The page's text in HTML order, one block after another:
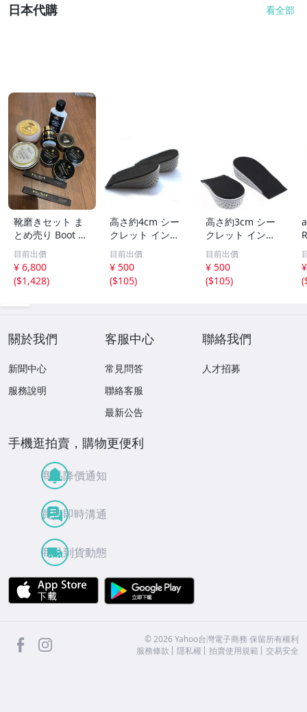
日本代購 看全部
靴磨きセット ま
とめ売り Boot Bl
ack・Brift H・M.
MOWBRAY 靴磨
きセット ブリフ
トアッシュクリー
目前出價
¥ 6,800
($1,428)
高さ約4cm シー
クレット インソ
ール ブーツや長
靴でかかとを上げ
てスタイルアップ
低反発素材EVA使
目前出價
¥ 500
($105)
高さ約3cm シー
クレット インソ
ール ブーツや長
靴でかかとを上げ
てスタイルアップ
低反発素材EVA使
目前出價
¥ 500
($105)
(
關於我們
新聞中心
服務說明
客服中心
常見問答
聯絡客服
最新公告
聯絡我們
人才招募
手機逛拍賣，購物更便利
商品降價通知
買賣即時溝通
商品到貨動態
APP Store
facebook ©2026 Yahoo台灣電子商務 保留所有權利
服務條款
隱私權 拍賣使用規範 交易安全